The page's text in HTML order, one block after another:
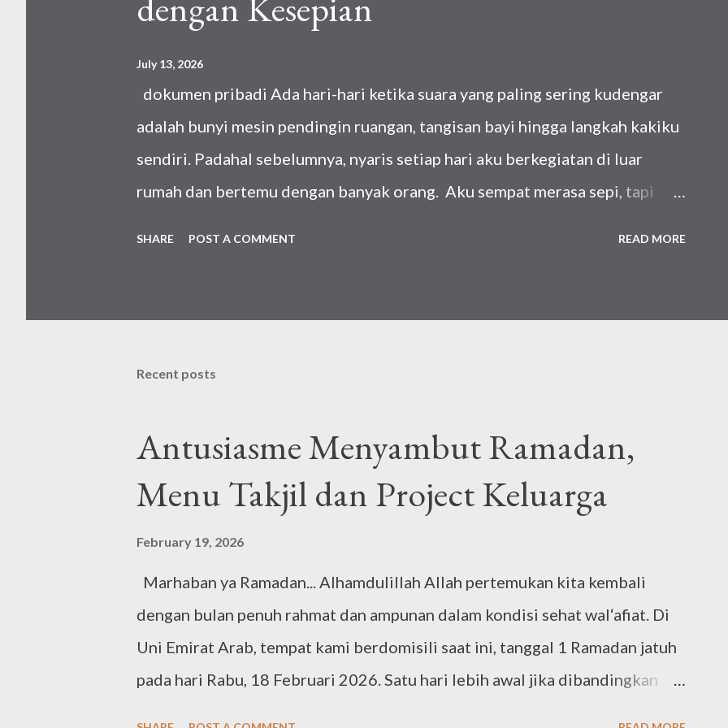
July 13, 2026
dokumen pribadi Ada hari-hari ketika suara yang paling sering kudengar
adalah bunyi mesin pendingin ruangan, tangisan bayi hingga langkah kakiku
sendiri. Padahal sebelumnya, nyaris setiap hari aku berkegiatan di luar
rumah dan bertemu dengan banyak orang. Aku sempat merasa sepi, tapi
sama musim dingin, perubahan cuacanya tetap saja terasa ekstrem. Dari
Selamat datang di Timur Tengah! :) Layaknya orang kebanyakan, kepindahan
mengurus dokumen-dokumen pribadi, kesehatan, barang-barang hingga
urusan sekolah anak-anak. Kami juga segera mencari dokter kandungan
untuk memeriksa kondisi kehamilan. Aku pun mengikuti prenatal ...
SHARE POST A COMMENT READ MORE
Recent posts
Antusiasme Menyambut Ramadan,
Menu Takjil dan Project Keluarga
February 19, 2026
Marhaban ya Ramadan... Alhamdulillah Allah pertemukan kita kembali
dengan bulan penuh rahmat dan ampunan dalam kondisi sehat wal‘afiat. Di
Uni Emirat Arab, tempat kami berdomisili saat ini, tanggal 1 Ramadan jatuh
pada hari Rabu, 18 Februari 2026. Satu hari lebih awal jika dibandingkan